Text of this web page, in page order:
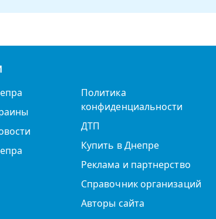
Политика
конфиденциальности
ДТП
Купить в Днепре
Реклама и партнерство
Справочник организаций
Авторы сайта